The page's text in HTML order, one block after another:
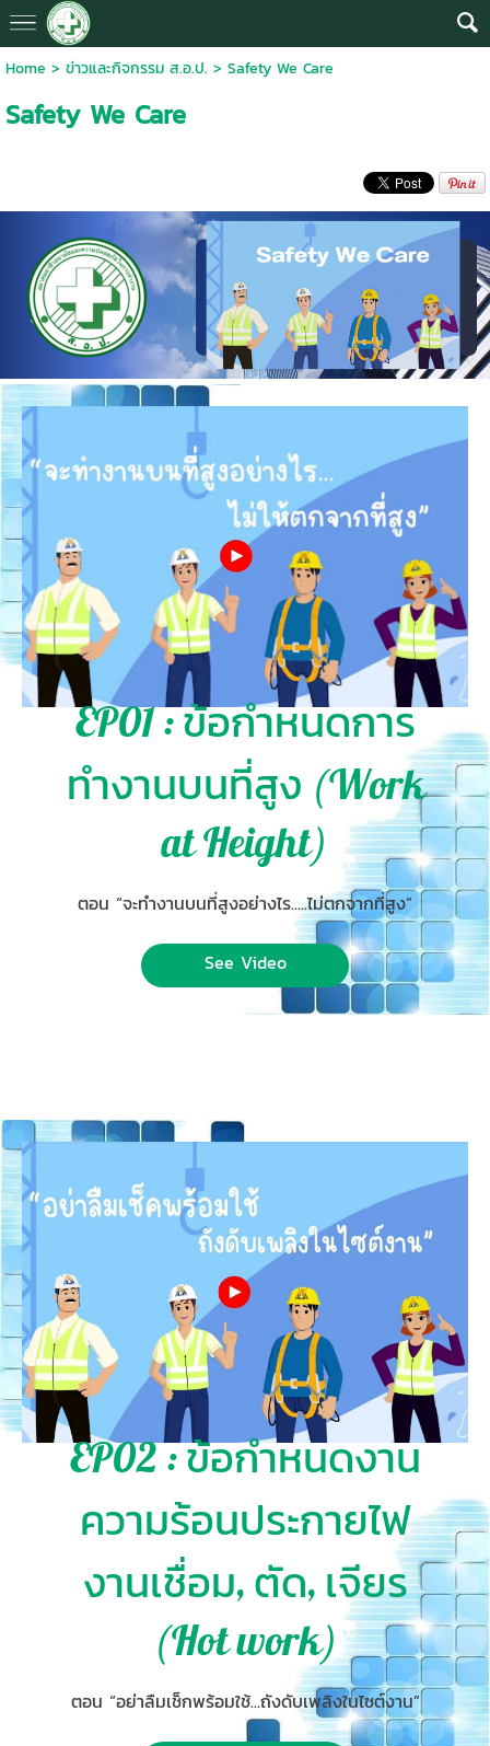
Home > ข่าวและกิจกรรม ส.อ.ป. > Safety We Care
Safety We Care
EP01 : ข้อกำหนดการ
ทำงานบนที่สูง (Work
at Height)
ตอน “จะทำงานบนที่สูงอย่างไร.....ไม่ตกจากที่สูง”
See Video
EP02 : ข้อกำหนดงาน
ความร้อนประกายไฟ
งานเชื่อม, ตัด, เจียร
(Hot work)
ตอน “อย่าลืมเช็กพร้อมใช้...ถังดับเพลิงในไซต์งาน”